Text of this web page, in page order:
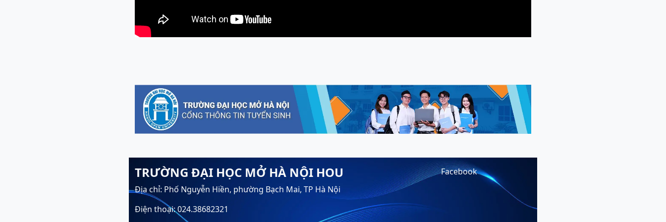
TRƯỜNG ĐẠI HỌC MỞ HÀ NỘI HOU
Địa chỉ: Phố Nguyễn Hiền, phường Bạch Mai, TP Hà Nội
Điện thoại: 024.38682321
Facebook